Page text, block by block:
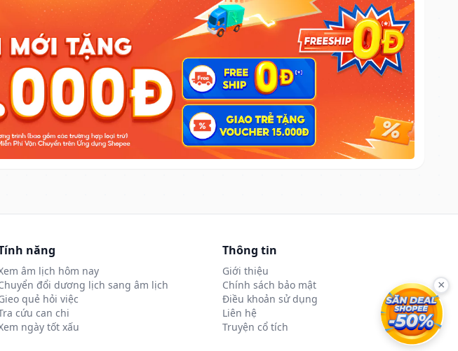
năng
âm lịch hôm nay
đổi dương lịch sang âm lịch
quẻ hỏi việc
cứu can chi
ngày tốt xấu
Thông tin
Giới thiệu
Chính sách bảo mật
Điều khoản sử dụng
Liên hệ
Truyện cổ tích
×